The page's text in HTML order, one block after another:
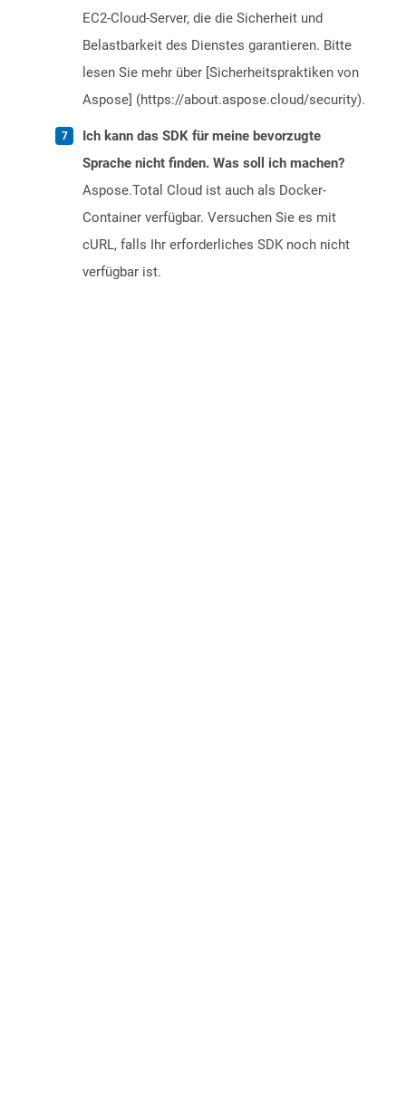
EC2-Cloud-Server, die die Sicherheit und
Belastbarkeit des Dienstes garantieren. Bitte
lesen Sie mehr über [Sicherheitspraktiken von
Aspose] (https://about.aspose.cloud/security).
Ich kann das SDK für meine bevorzugte
Sprache nicht finden. Was soll ich machen?
Aspose.Total Cloud ist auch als Docker-
Container verfügbar. Versuchen Sie es mit
cURL, falls Ihr erforderliches SDK noch nicht
verfügbar ist.